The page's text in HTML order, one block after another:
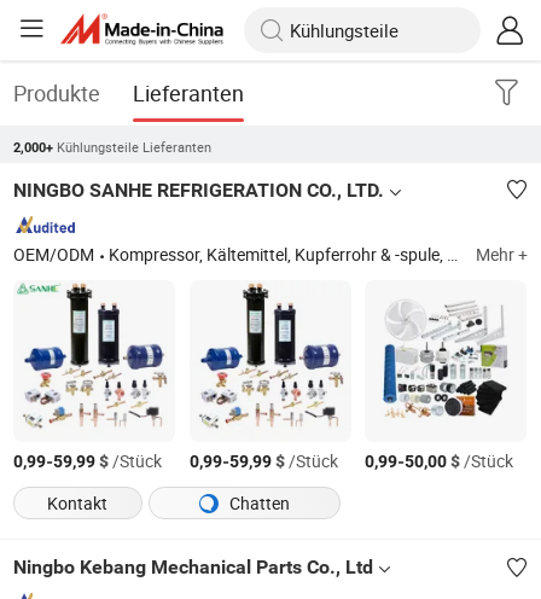
Produkte Lieferanten
2,000+ Kühlungsteile Lieferanten
NINGBO SANHE REFRIGERATION CO., LTD.
OEM/ODM Kompressor, Kältemittel, Kupferrohr & -spule, Klimaanlagenteile, Kälteteile, Kühlschrankteile, Servicewerkzeuge, Gebäudeautomation, Waschmaschinen Teile, Autoklimaanlagenteile Mehr +
0,99-59,99$/Stück 0,99-59,99$/Stück 0,99-50,00$/Stück
Kontakt
Chatten
Ningbo Kebang Mechanical Parts Co., Ltd